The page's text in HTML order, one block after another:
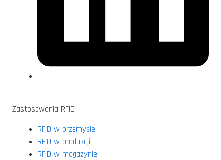
Zastosowania RFID
RFID w przemyśle
RFID w produkcji
RFID w magazynie